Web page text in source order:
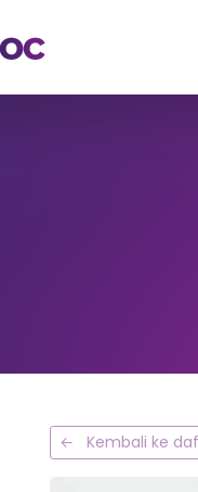
← Kembali ke